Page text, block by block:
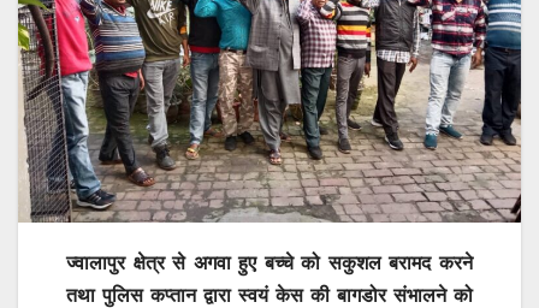
ज्वालापुर क्षेत्र से अगवा हुए बच्चे को सकुशल बरामद करने
तथा पुलिस कप्तान द्वारा स्वयं केस की बागडोर संभालने को